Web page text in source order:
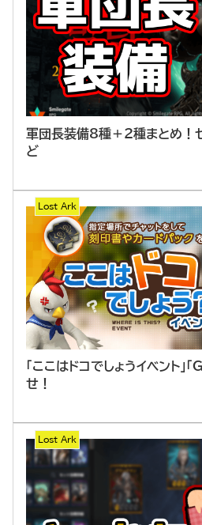
軍団長装備8種＋2種まとめ！
ど
Lost Ark
「ここはドコでしょうイベント」
せ！
Lost Ark